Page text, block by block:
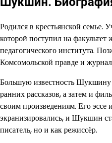
Родился в крестьянской семье.
которой поступил на
педагогического института.
Комсомольской правде и
Большую известность Шукшину
ранних рассказов, а затем и
своим произведениям. Его эссе
экранизировались, и Шукшин
писатель, но и как режиссёр.